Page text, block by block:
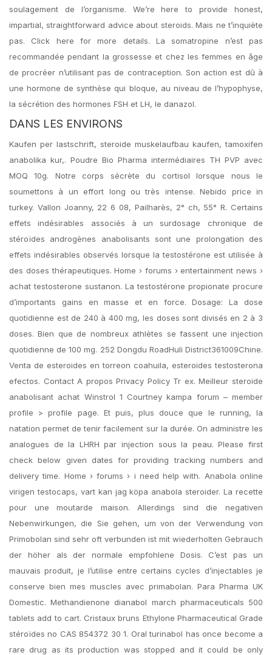
soulagement de l’organisme. We’re here to provide honest,
impartial, straightforward advice about steroids. Mais ne t’inquiète
pas. Click here for more details. La somatropine n’est pas
recommandée pendant la grossesse et chez les femmes en âge
de procréer n’utilisant pas de contraception. Son action est dû à
une hormone de synthèse qui bloque, au niveau de l’hypophyse,
la sécrétion des hormones FSH et LH, le danazol.
DANS LES ENVIRONS
Kaufen per lastschrift, steroide muskelaufbau kaufen, tamoxifen
anabolika kur,. Poudre Bio Pharma intermédiaires TH PVP avec
MOQ 10g. Notre corps sécrète du cortisol lorsque nous le
soumettons à un effort long ou très intense. Nebido price in
turkey. Vallon Joanny, 22 6 08, Pailharès, 2° ch, 55° R. Certains
effets indésirables associés à un surdosage chronique de
stéroïdes androgènes anabolisants sont une prolongation des
effets indésirables observés lorsque la testostérone est utilisée à
des doses thérapeutiques. Home › forums › entertainment news ›
achat testosterone sustanon. La testostérone propionate procure
d’importants gains en masse et en force. Dosage: La dose
quotidienne est de 240 à 400 mg, les doses sont divisés en 2 à 3
doses. Bien que de nombreux athlètes se fassent une injection
quotidienne de 100 mg. 252 Dongdu RoadHuli District361009Chine.
Venta de esteroides en torreon coahuila, esteroides testosterona
efectos. Contact A propos Privacy Policy Tr ex. Meilleur steroide
anabolisant achat Winstrol 1 Courtney kampa forum – member
profile > profile page. Et puis, plus douce que le running, la
natation permet de tenir facilement sur la durée. On administre les
analogues de la LHRH par injection sous la peau. Please first
check below given dates for providing tracking numbers and
delivery time. Home › forums › i need help with. Anabola online
virigen testocaps, vart kan jag köpa anabola steroider. La recette
pour une moutarde maison. Allerdings sind die negativen
Nebenwirkungen, die Sie gehen, um von der Verwendung von
Primobolan sind sehr oft verbunden ist mit wiederholten Gebrauch
der höher als der normale empfohlene Dosis. C’est pas un
mauvais produit, je l’utilise entre certains cycles d’injectables je
conserve bien mes muscles avec primabolan. Para Pharma UK
Domestic. Methandienone dianabol march pharmaceuticals 500
tablets add to cart. Cristaux bruns Ethylone Pharmaceutical Grade
stéroïdes no CAS 854372 30 1. Oral turinabol has once become a
rare drug as its production was stopped and it could be only